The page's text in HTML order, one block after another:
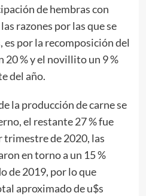
de hembras con
razones por las que se
por la recomposición del
20 % y el novillito un 9 %
del año.
la producción de carne se
el restante 27 % fue
trimestre de 2020, las
en torno a un 15 %
de 2019, por lo que
aproximado de u$s